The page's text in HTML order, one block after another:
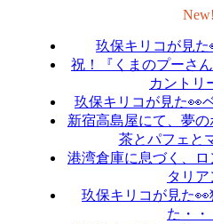
New!
玖保キリコが見た
祝！『くまのプーさ
カントリ
玖保キリコが見た👀
新宿高島屋にて、夢
茶とパフェと
港湾倉庫に息づく、
タリ
玖保キリコが見た
た・・